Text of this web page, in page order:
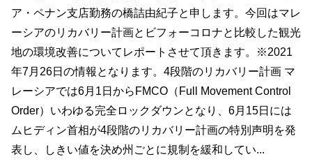
ア・ペナン支店勤務の橋詰由紀子と申します。今回はマレ
ーシアのリカバリー計画とビフォーコロナと比較した観光
地の環境改善についてレポートさせて頂きます。※2021
年7月26日の情報となります。4段階のリカバリー計画 マ
レーシアでは6月1日からFMCO（Full Movement Control
Order）いわゆる完全ロックダウンとなり、6月15日には
ムヒディン首相が4段階のリカバリー計画の特別声明を発
表し、しきい値を決め州ごとに規制を緩和してい...